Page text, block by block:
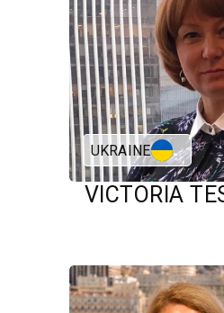
UKRAINE
VICTORIA